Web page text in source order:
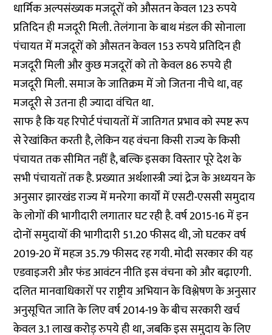
धार्मिक अल्पसंख्यक मजदूरों को औसतन केवल 123 रुपये
प्रतिदिन ही मजदूरी मिली. तेलंगाना के बाथ मंडल की सोनाला
पंचायत में मजदूरों को औसतन केवल 153 रुपये प्रतिदिन ही
मजदूरी मिली और कुछ मजदूरों को तो केवल 86 रुपये ही
मजदूरी मिली. समाज के जातिक्रम में जो जितना नीचे था, वह
मजदूरी से उतना ही ज्यादा वंचित था.
साफ है कि यह रिपोर्ट पंचायतों में जातिगत प्रभाव को स्पष्ट रूप
से रेखांकित करती है, लेकिन यह वंचना किसी राज्य के किसी
पंचायत तक सीमित नहीं है, बल्कि इसका विस्तार पूरे देश के
सभी पंचायतों तक है. प्रख्यात अर्थशास्त्री ज्यां द्रेज के अध्ययन के
अनुसार झारखंड राज्य में मनरेगा कार्यों में एसटी-एससी समुदाय
के लोगों की भागीदारी लगातार घट रही है. वर्ष 2015-16 में इन
दोनों समुदायों की भागीदारी 51.20 फीसद थी, जो घटकर वर्ष
2019-20 में महज 35.79 फीसद रह गयी. मोदी सरकार की यह
एडवाइजरी और फंड आवंटन नीति इस वंचना को और बढ़ाएगी.
दलित मानवाधिकारों पर राष्ट्रीय अभियान के विश्लेषण के अनुसार
अनुसूचित जाति के लिए वर्ष 2014-19 के बीच सरकारी खर्च
केवल 3.1 लाख करोड़ रुपये ही था, जबकि इस समुदाय के लिए